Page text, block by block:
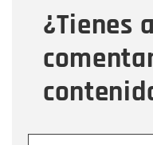
¿Tienes
Mensaje